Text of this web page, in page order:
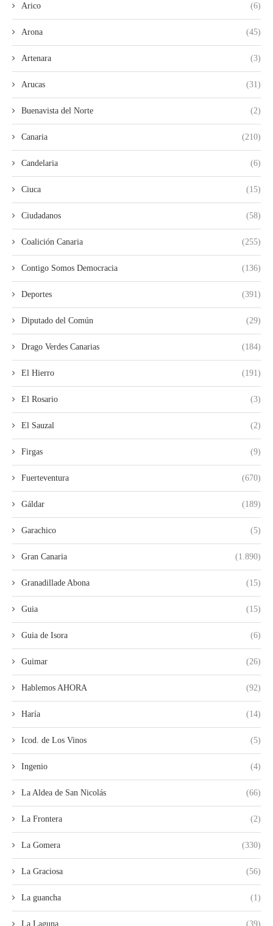
Arico (6)
Arona (45)
Artenara (3)
Arucas (31)
Buenavista del Norte (2)
Canaria (210)
Candelaria (6)
Ciuca (15)
Ciudadanos (58)
Coalición Canaria (255)
Contigo Somos Democracia (136)
Deportes (391)
Diputado del Común (29)
Drago Verdes Canarias (184)
El Hierro (191)
El Rosario (3)
El Sauzal (2)
Firgas (9)
Fuerteventura (670)
Gáldar (189)
Garachico (5)
Gran Canaria (1.890)
Granadillade Abona (15)
Guia (15)
Guia de Isora (6)
Guimar (26)
Hablemos AHORA (92)
Haría (14)
Icod. de Los Vinos (5)
Ingenio (4)
La Aldea de San Nicolás (66)
La Frontera (2)
La Gomera (330)
La Graciosa (56)
La guancha (1)
La Laguna (39)